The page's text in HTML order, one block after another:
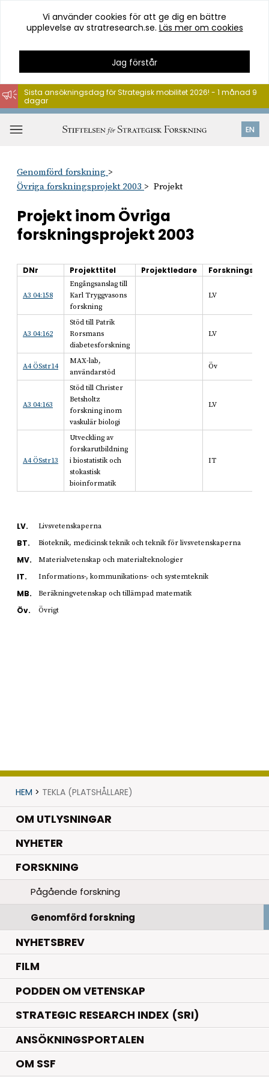
Hoppa
till
innehåll
Vi använder cookies för att ge dig en bättre
upplevelse av stratresearch.se. Läs mer om cookies
Jag förstår
EN
Sista ansökningsdag för Strategisk mobilitet 2026! - 1 månad 9
dagar
Genomförd forskning
Övriga forskningsprojekt 2003
Projekt
Projekt inom Övriga
forskningsprojekt 2003
DNr Projekttitel Projektledare
A3 04:158
Engångsanslag till
Karl Tryggvasons
forskning
LV
A3 04:162
Stöd till Patrik
Rorsmans
diabetesforskning
LV
A4 ÖSstr14
MAX-lab,
användarstöd
Öv
A3 04:163
Stöd till Christer
Betsholtz
forskning inom
vaskulär biologi
LV
A4 ÖSstr13
Utveckling av
forskarutbildning
i biostatistik och
stokastisk
bioinformatik
IT
LV. Livsvetenskaperna
BT. Bioteknik, medicinsk teknik och teknik för livsvetenskaperna
MV. Materialvetenskap och materialteknologier
IT. Informations-, kommunikations- och systemteknik
MB. Beräkningvetenskap och tillämpad matematik
Öv. Övrigt
HEM > TEKLA (PLATSHÅLLARE)
OM UTLYSNINGAR
NYHETER.
FORSKNING.
Pågående forskning
Genomförd forskning
NYHETSBREV
FILM
PODDEN OM VETENSKAP
STRATEGIC RESEARCH INDEX (SRI)
ANSÖKNINGSPORTALEN
OM SSF